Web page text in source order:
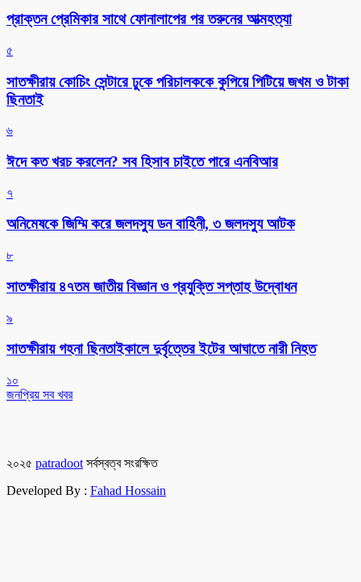
প্রাক্তন প্রেমিকার সাথে ফোনালাপের পর তরুনের আত্মহত্যা
৫
সাতক্ষীরায় কোচিং সেন্টারে ঢুকে পরিচালককে কুপিয়ে পিটিয়ে জখম ও টাকা
ছিনতাই
৬
ঈদে কত খরচ করলেন? সব হিসাব চাইতে পারে এনবিআর
৭
অনিমেষকে জিম্মি করে জলদস্যু ডন বাহিনী, ৩ জলদস্যু আটক
৮
সাতক্ষীরায় ৪৭তম জাতীয় বিজ্ঞান ও প্রযুক্তি সপ্তাহ উদ্বোধন
৯
সাতক্ষীরায় গহনা ছিনতাইকালে দুর্বৃত্তের ইটের আঘাতে নারী নিহত
১০
জনপ্রিয় সব খবর
২০২৫ patradoot সর্বস্বত্ব সংরক্ষিত
Developed By : Fahad Hossain